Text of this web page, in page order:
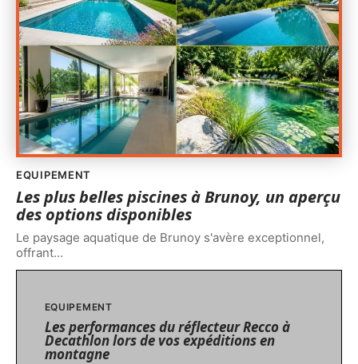
EQUIPEMENT
Les plus belles piscines à Brunoy, un aperçu
des options disponibles
Le paysage aquatique de Brunoy s'avère exceptionnel,
offrant…
EQUIPEMENT
Les performances du réflecteur Recco à
Decathlon lors de vos expéditions en
montagne